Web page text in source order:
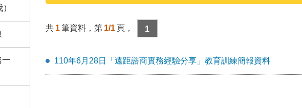
共 1 筆資料，第 1/1 頁， 1
110年6月28日「遠距諮商實務經驗分享」教育訓練簡報資料